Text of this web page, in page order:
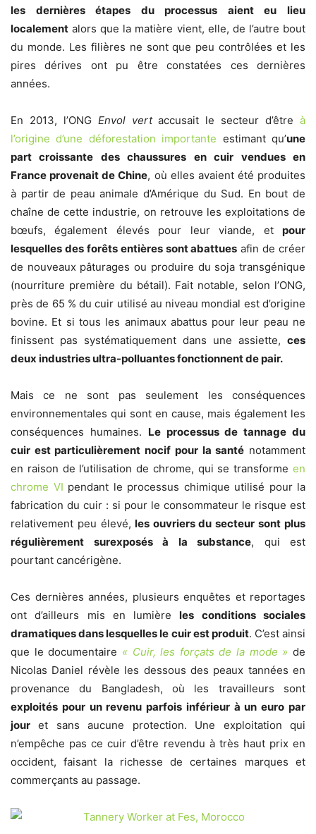
les dernières étapes du processus aient eu lieu
localement alors que la matière vient, elle, de l’autre bout
du monde. Les filières ne sont que peu contrôlées et les
pires dérives ont pu être constatées ces dernières
années.
En 2013, l’ONG Envol vertaccusait le secteur d’êtreà
l’origine d’une déforestation importante estimant qu’une
part croissante des chaussures en cuir vendues en
France provenait de Chine, où elles avaient été produites
à partir de peau animale d’Amérique du Sud. En bout de
chaîne de cette industrie, on retrouve les exploitations de
bœufs, également élevés pour leur viande, et pour
lesquelles des forêts entières sont abattues afin de créer
de nouveaux pâturages ou produire du soja transgénique
(nourriture première du bétail). Fait notable, selon l’ONG,
près de 65 % du cuir utilisé au niveau mondial est d’origine
bovine. Et si tous les animaux abattus pour leur peau ne
finissent pas systématiquement dans une assiette, ces
deux industries ultra-polluantes fonctionnent de pair.
Mais ce ne sont pas seulement les conséquences
environnementales qui sont en cause, mais également les
conséquences humaines. Le processus de tannage du
cuir est particulièrement nocif pour la santé notamment
en raison de l’utilisation de chrome, qui se transforme en
chrome VI pendant le processus chimique utilisé pour la
fabrication du cuir : si pour le consommateur le risque est
relativement peu élevé, les ouvriers du secteur sont plus
régulièrement surexposés à la substance, qui est
pourtant cancérigène.
Ces dernières années, plusieurs enquêtes et reportages
ont d’ailleurs mis en lumièreles conditions sociales
dramatiques dans lesquelles le cuir est produit. C’est ainsi
que le documentaire « Cuir, les forçats de la mode » de
Nicolas Daniel révèle les dessous des peaux tannées en
provenance du Bangladesh, où les travailleurs sont
exploités pour un revenu parfois inférieur à un euro par
jour et sans aucune protection. Une exploitation qui
n’empêche pas ce cuir d’être revendu à très haut prix en
occident, faisant la richesse de certaines marques et
commerçants au passage.